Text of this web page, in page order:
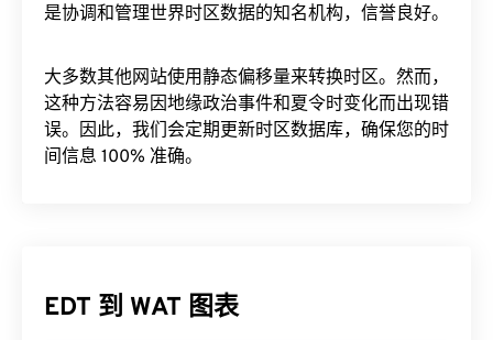
是协调和管理世界时区数据的知名机构，信誉良好。
大多数其他网站使用静态偏移量来转换时区。然而，
这种方法容易因地缘政治事件和夏令时变化而出现错
误。因此，我们会定期更新时区数据库，确保您的时
间信息 100% 准确。
EDT 到 WAT 图表